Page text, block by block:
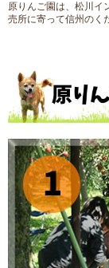
原りんご園は、松川イ
売所に寄って信州のく